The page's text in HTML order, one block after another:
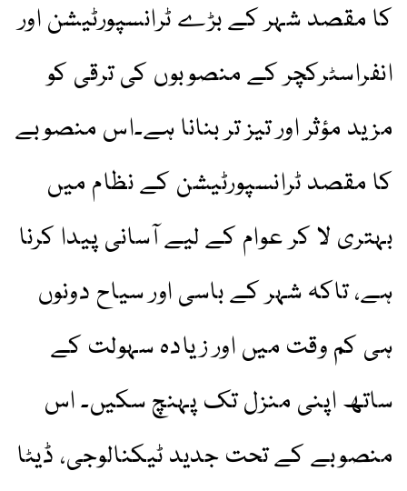
کا مقصد شہر کے بڑے ٹرانسپورٹیشن اور
انفراسٹرکچر کے منصوبوں کی ترقی کو
مزید مؤثر اور تیز تر بنانا ہے۔اس منصوبے
کا مقصد ٹرانسپورٹیشن کے نظام میں
بہتری لا کر عوام کے لیے آسانی پیدا کرنا
ہے، تاکہ شہر کے باسی اور سیاح دونوں
ہی کم وقت میں اور زیادہ سہولت کے
ساتھ اپنی منزل تک پہنچ سکیں۔ اس
منصوبے کے تحت جدید ٹیکنالوجی، ڈیٹا